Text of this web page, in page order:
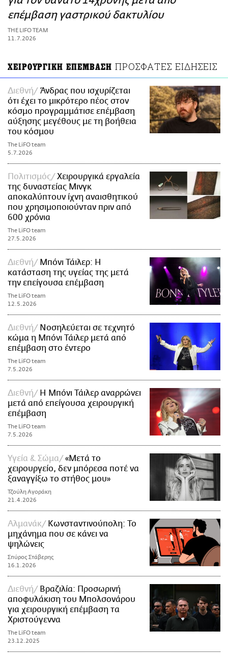
ΑΜΠΑ
PRINT
επέμβαση γαστρικού δακτυλίου
THE LIFO TEAM
11.7.2026
ΧΕΙΡΟΥΡΓΙΚΗ ΕΠΕΜΒΑΣΗ ΠΡΟΣΦΑΤΕΣ ΕΙΔΗΣΕΙΣ
Διεθνή
Άνδρας που ισχυρίζεται
ότι έχει το μικρότερο πέος στον
κόσμο προγραμμάτισε επέμβαση
αύξησης μεγέθους με τη βοήθεια
του κόσμου
The LiFO team
5.7.2026
Πολιτισμός
Χειρουργικά εργαλεία
της δυναστείας Μινγκ
αποκαλύπτουν ίχνη αναισθητικού
που χρησιμοποιούνταν πριν από
600 χρόνια
The LiFO team
27.5.2026
Διεθνή
Μπόνι Τάιλερ: Η
κατάσταση της υγείας της μετά
την επείγουσα επέμβαση
The LiFO team
12.5.2026
Διεθνή
Νοσηλεύεται σε τεχνητό
κώμα η Μπόνι Τάιλερ μετά από
επέμβαση στο έντερο
The LiFO team
7.5.2026
Διεθνή
Η Μπόνι Τάιλερ αναρρώνει
μετά από επείγουσα χειρουργική
επέμβαση
The LiFO team
7.5.2026
Υγεία & Σώμα
«Μετά το
χειρουργείο, δεν μπόρεσα ποτέ να
ξαναγγίξω το στήθος μου»
Τζούλη Αγοράκη
21.4.2026
Αλμανάκ
Κωνσταντινούπολη: Το
μηχάνημα που σε κάνει να
ψηλώνεις
Σπύρος Στάβερης
16.1.2026
Διεθνή
Βραζιλία: Προσωρινή
αποφυλάκιση του Μπολσονάρου
για χειρουργική επέμβαση τα
Χριστούγεννα
The LiFO team
23.12.2025